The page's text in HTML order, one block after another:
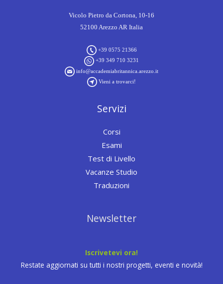
Vicolo Pietro da Cortona, 10-16
52100 Arezzo AR Italia
+39 0575 21366
+39 349 710 3231
info@accademiabritannica.arezzo.it
Vieni a trovarci!
Servizi
Corsi
Esami
Test di Livello
Vacanze Studio
Traduzioni
Newsletter
Iscrivetevi ora!
Restate aggiornati su tutti i nostri progetti, eventi e novità!